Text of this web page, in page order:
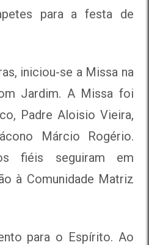
para a festa de
iniciou-se a Missa na
Jardim. A Missa foi
Padre Aloisio Vieira,
Márcio Rogério.
fiéis seguiram em
à Comunidade Matriz
para o Espírito. Ao